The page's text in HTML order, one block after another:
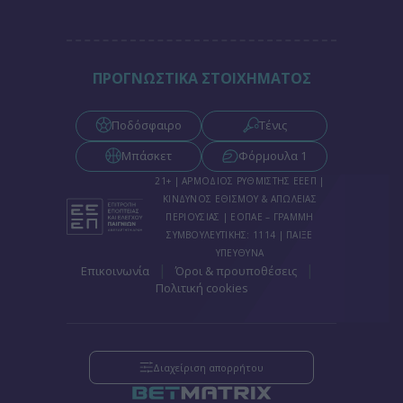
ΠΡΟΓΝΩΣΤΙΚΑ ΣΤΟΙΧΗΜΑΤΟΣ
Ποδόσφαιρο
Τένις
Μπάσκετ
Φόρμουλα 1
21+ | ΑΡΜΟΔΙΟΣ ΡΥΘΜΙΣΤΗΣ ΕΕΕΠ |
ΚΙΝΔΥΝΟΣ ΕΘΙΣΜΟΥ & ΑΠΩΛΕΙΑΣ
ΠΕΡΙΟΥΣΙΑΣ | ΕΟΠΑΕ – ΓΡΑΜΜΗ
ΣΥΜΒΟΥΛΕΥΤΙΚΗΣ: 1114 | ΠΑΙΞΕ
ΥΠΕΥΘΥΝΑ
Επικοινωνία Όροι & προυποθέσεις
Πολιτική cookies
Διαχείριση απορρήτου